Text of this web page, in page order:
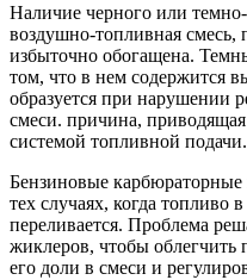
Наличие черного или
воздушно-топливная смесь,
избыточно обогащена.
том, что в нем содержится
образуется при нарушении
смеси. причина,
системой топливной подачи.
Бензиновые
тех случаях, когда топливо
переливается. Проблема
жиклеров, чтобы облегчить
его доли в смеси и